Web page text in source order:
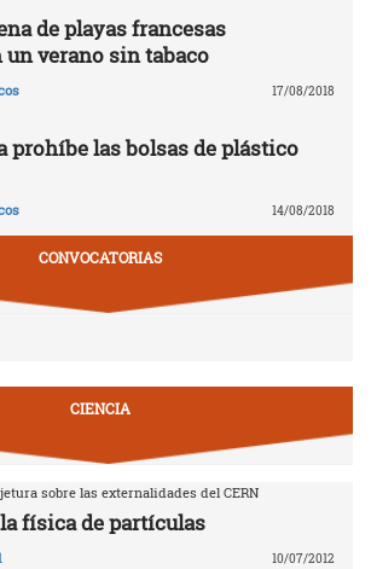
de playas francesas
verano sin tabaco
17/08/2018
prohíbe las bolsas de plástico
14/08/2018
CONVOCATORIAS
CIENCIA
sobre las externalidades del CERN
física de partículas
10/07/2012